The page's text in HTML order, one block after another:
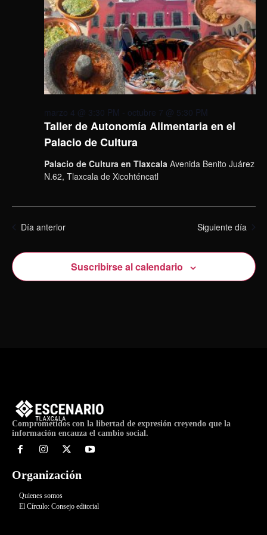
Taller de Autonomía Alimentaria en el
Palacio de Cultura
marzo 4 @ 3:30 PM - octubre 7 @ 5:30 PM
Palacio de Cultura en Tlaxcala Avenida Benito Juárez
N.62, Tlaxcala de Xicohténcatl
Día anterior Siguiente día
Suscribirse al calendario
Comprometidos con la libertad de expresión creyendo que la
información encauza el cambio social.
Organización
Quienes somos
El Círculo: Consejo editorial